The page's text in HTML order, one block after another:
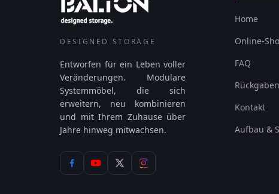
DESIGNED STORAGE
Entworfen für ein Leben voller
Veränderungen. Modulare
Systemmöbel, die sich
erweitern, neu kombinieren
und mit Ihrem Zuhause über
Jahre hinweg mitwachsen.
Home
Online-
FAQ
Rückgaben
Kontakt
Aufbau &